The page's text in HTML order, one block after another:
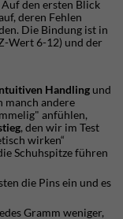
den ersten Blick
deren Fehlen
Die Bindung ist in
Wert 6-12) und der
n Handling und
manch andere
anfühlen,
, den wir im Test
wirken“
Schuhspitze führen
die Pins ein und es
Gramm weniger,